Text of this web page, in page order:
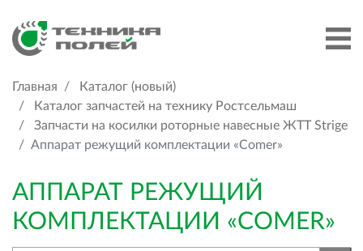
Главная
Каталог (новый)
Каталог запчастей на технику Ростсельмаш
Запчасти на косилки роторные навесные ЖТТ Strige
Аппарат режущий комплектации «Comer»
АППАРАТ РЕЖУЩИЙ
КОМПЛЕКТАЦИИ «COMER»